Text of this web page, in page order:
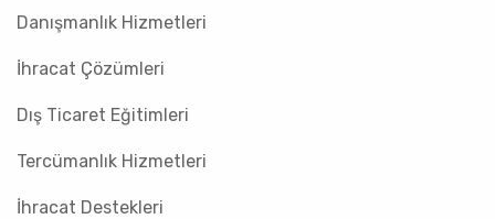
Danışmanlık Hizmetleri
İhracat Çözümleri
Dış Ticaret Eğitimleri
Tercümanlık Hizmetleri
İhracat Destekleri